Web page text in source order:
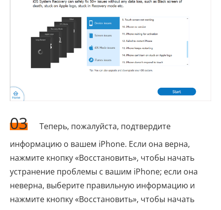
03
Теперь, пожалуйста, подтвердите
информацию о вашем iPhone. Если она верна,
нажмите кнопку «Восстановить», чтобы начать
устранение проблемы с вашим iPhone; если она
неверна, выберите правильную информацию и
нажмите кнопку «Восстановить», чтобы начать